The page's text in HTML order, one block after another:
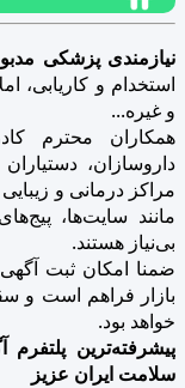
نیازمندی پزشکی
استخدام و کاریابی،
و غیره...
همکاران محترم
داروسازان،
مراکز درمانی و
مانند سایت‌ها،
بی‌نیاز هستند.
ضمنا امکان ثبت
خواهد بود.
پیشرفته‌ترین
سلامت ایران عزیز